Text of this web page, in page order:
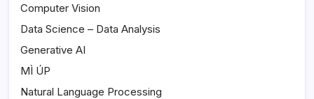
Computer Vision
Data Science – Data Analysis
Generative AI
MÌ ÚP
Natural Language Processing